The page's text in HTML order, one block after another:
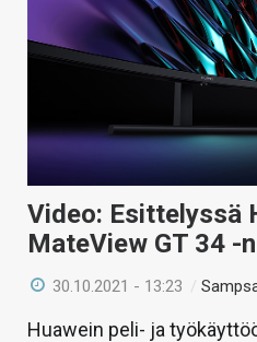
Video: Esittelyssä
MateView GT 34 -
30.10.2021 - 13:23 /
Huawein peli- ja